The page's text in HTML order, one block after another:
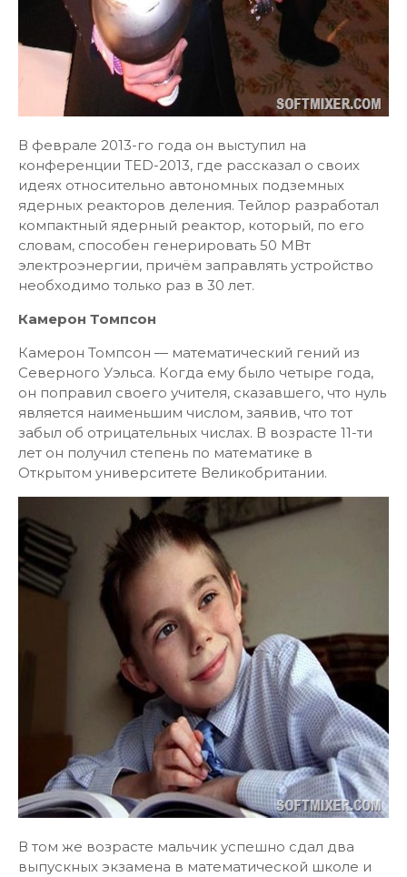
В феврале 2013-го года он выступил на
конференции TED-2013, где рассказал о своих
идеях относительно автономных подземных
ядерных реакторов деления. Тейлор разработал
компактный ядерный реактор, который, по его
словам, способен генерировать 50 МВт
электроэнергии, причём заправлять устройство
необходимо только раз в 30 лет.
Камерон Томпсон
Камерон Томпсон — математический гений из
Северного Уэльса. Когда ему было четыре года,
он поправил своего учителя, сказавшего, что нуль
является наименьшим числом, заявив, что тот
забыл об отрицательных числах. В возрасте 11-ти
лет он получил степень по математике в
Открытом университете Великобритании.
В том же возрасте мальчик успешно сдал два
выпускных экзамена в математической школе и